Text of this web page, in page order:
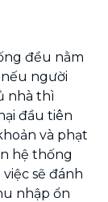
đều nằm
người
nhà thì
đầu tiên
và phạt
hệ thống
sẽ đánh
nhập ổn